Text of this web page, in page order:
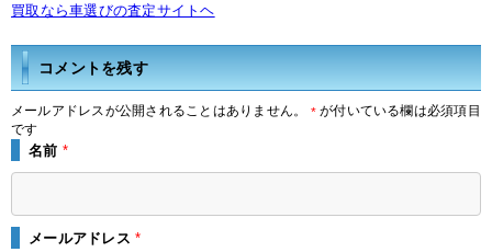
買取なら車選びの査定サイトヘ
コメントを残す
メールアドレスが公開されることはありません。 *が付いている欄は必須項目
です
名前 *
メールアドレス*